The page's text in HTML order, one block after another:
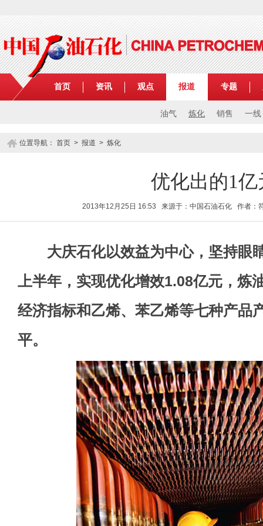
首页 资讯 观点 报道
油气 炼化 销售 一线
专题
位置导航： 首页 > 报道 > 炼化
优化出的1亿
2013年12月25日 16:53 来源于：中国石油石化 作者
大庆石化以效益为中心，坚持眼
上半年，实现优化增效1.08亿元，炼
经济指标和乙烯、苯乙烯等七种产品
平。